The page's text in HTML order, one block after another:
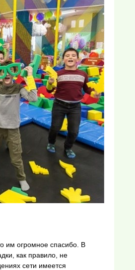
им огромное спасибо. В
как правило, не
сети имеется